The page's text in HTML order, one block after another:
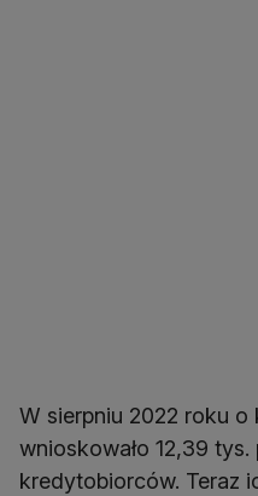
W sierpniu 2022 roku
wnioskowało 12,39
kredytobiorców. Teraz